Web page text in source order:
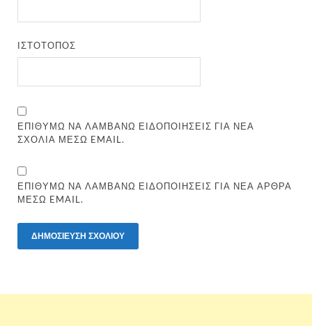
ΙΣΤΌΤΟΠΟΣ
ΕΠΙΘΥΜΏ ΝΑ ΛΑΜΒΆΝΩ ΕΙΔΟΠΟΙΉΣΕΙΣ ΓΙΑ ΝΈΑ
ΣΧΌΛΙΑ ΜΈΣΩ EMAIL.
ΕΠΙΘΥΜΏ ΝΑ ΛΑΜΒΆΝΩ ΕΙΔΟΠΟΙΉΣΕΙΣ ΓΙΑ ΝΈΑ ΆΡΘΡΑ
ΜΈΣΩ EMAIL.